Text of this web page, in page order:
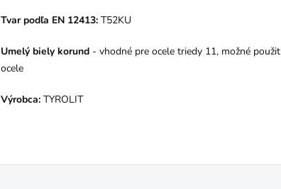
Tvar podľa EN 12413: T52KU
Umelý biely korund - vhodné pre ocele triedy 11, možné
ocele
Výrobca: TYROLIT